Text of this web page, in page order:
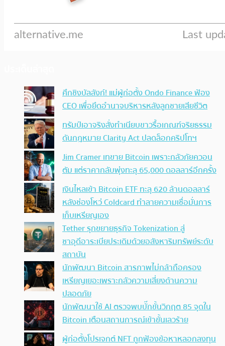
ศึกชิงบัลลังก์! แม่ผู้ก่อตั้ง Ondo Finance ฟ้อง
CEO เพื่อยึดอำนาจบริหารหลังลูกชายเสียชีวิต
ทรัมป์เอาจริง สั่งทำเนียบขาวรื้อเกณฑ์จริยธรรม
ดันกฎหมาย Clarity Act ปลดล็อกคริปโทฯ
Jim Cramer เทขาย Bitcoin เพราะกลัวภัยควอน
ตัม แต่ราคากลับพุ่งทะลุ 65,000 ดอลลาร์อีกครั้ง
เงินไหลเข้า Bitcoin ETF ทะลุ 620 ล้านดอลลาร์
หลังช่องโหว่ Coldcard ทำลายความเชื่อมั่นการ
เก็บเหรียญเอง
Tether รุกขยายธุรกิจ Tokenization สู่
ซาอุดีอาระเบียประเดิมด้วยอสังหาริมทรัพย์ระดับ
สถาบัน
นักพัฒนา Bitcoin สารภาพไม่กล้าถือครอง
เหรียญเยอะเพราะกลัวความเสี่ยงด้านความ
ปลอดภัย
นักพัฒนาใช้ AI ตรวจพบบั๊กขั้นวิกฤต 85 จุดใน
Bitcoin เตือนสถานการณ์เข้าขั้นเลวร้าย
ผู้ก่อตั้งโปรเจกต์ NFT ถูกฟ้องข้อหาหลอกลงทุน